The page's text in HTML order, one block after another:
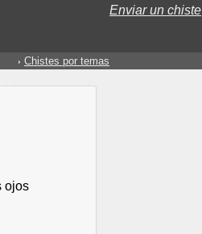
Enviar un chiste
Chistes por temas
ojos